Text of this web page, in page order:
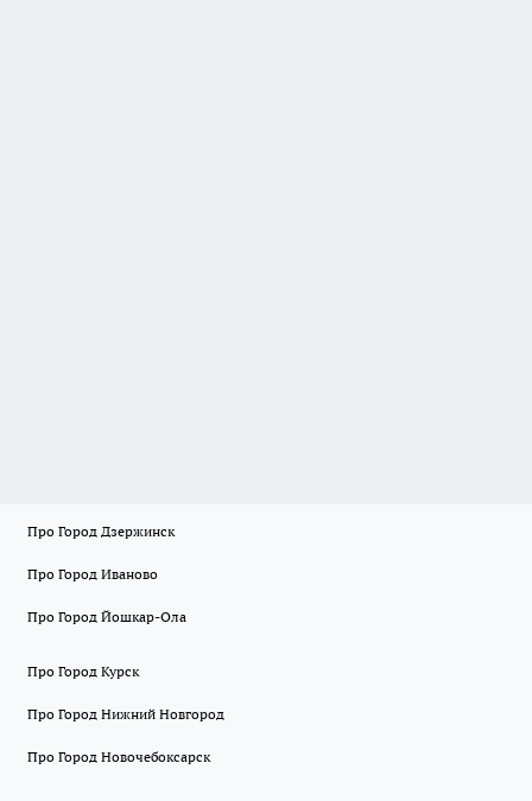
Про Город Дзержинск
Про Город Иваново
Про Город Йошкар-Ола
Про Город Курск
Про Город Нижний Новгород
Про Город Новочебоксарск